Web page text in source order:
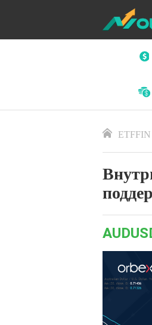
ETFFIN